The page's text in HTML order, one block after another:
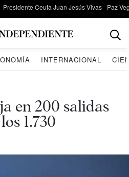
Presidente Ceuta Juan Jesús Vivas Paz
INTERNACIONAL
en 200 salidas
1.730